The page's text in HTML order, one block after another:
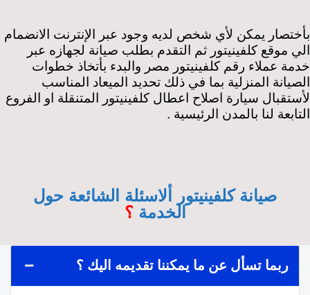
بأختصار يمكن لأي شخص لديه وجود عبر الإنترنت الانضمام
الي موقع كلفينيتور ثم التقدم بطلب صيانة لجهازه عبر
خدمة عملاء رقم كلفينيتور مصر والبدء بأتخاذ خطوات
الصيانة المنزلية بما في ذلك تحديد الميعاد المناسب
لأستقبال سيارة اصلاح اعطال كلفينيتور المتنقلة او الفروع
التابعة لنا بالمدن الرئيسية .
صيانة كلفينيتور ألاسئلة الشائعة حول
الخدمة ؟
ربما تسأل عن ما يمكننا تقديمه اليك ؟